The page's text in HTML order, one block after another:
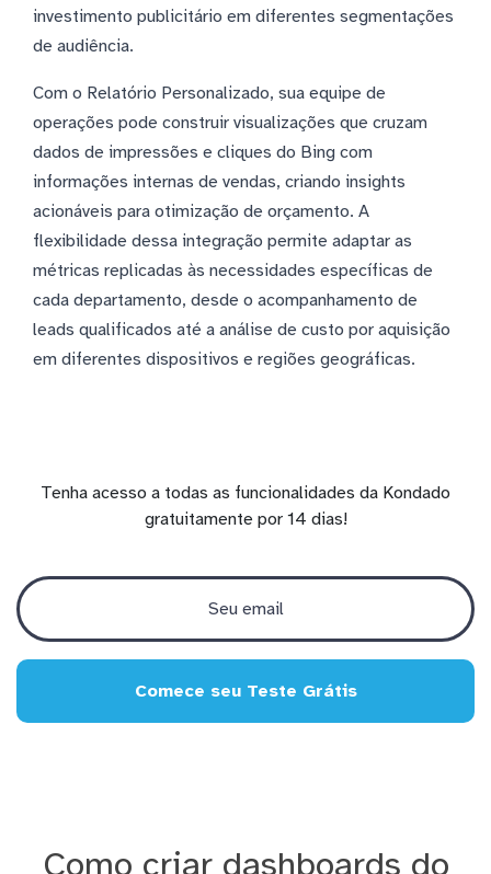
investimento publicitário em diferentes segmentações
de audiência.
Com o Relatório Personalizado, sua equipe de
operações pode construir visualizações que cruzam
dados de impressões e cliques do Bing com
informações internas de vendas, criando insights
acionáveis para otimização de orçamento. A
flexibilidade dessa integração permite adaptar as
métricas replicadas às necessidades específicas de
cada departamento, desde o acompanhamento de
leads qualificados até a análise de custo por aquisição
em diferentes dispositivos e regiões geográficas.
Tenha acesso a todas as funcionalidades da Kondado
gratuitamente por 14 dias!
Comece seu Teste Grátis
Como criar dashboards do